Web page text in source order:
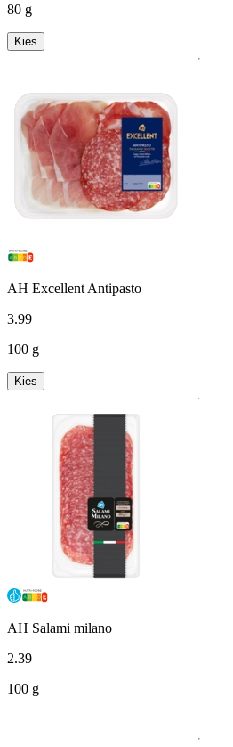
80 g
Kies
AH Excellent Antipasto
3.99
100 g
Kies
AH Salami milano
2.39
100 g